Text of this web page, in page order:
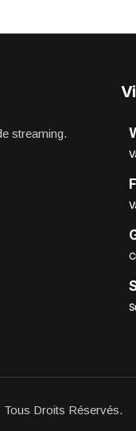
streaming.
Droits Réservés.